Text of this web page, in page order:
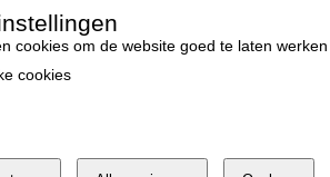
cookies om de website goed te laten
cookies